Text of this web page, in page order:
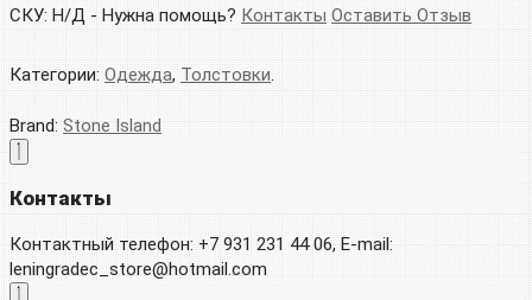
СКУ: Н/Д - Нужна помощь? Контакты Оставить Отзыв
Категории: Одежда, Толстовки.
Brand: Stone Island
Контакты
Контактный телефон: +7 931 231 44 06, E-mail:
leningradec_store@hotmail.com